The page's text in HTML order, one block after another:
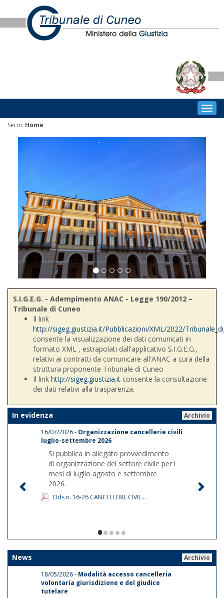
Sei in: Home
S.I.G.E.G. - Adempimento ANAC - Legge 190/2012 –
Tribunale di Cuneo
Il link
http://sigeg.giustizia.it/Pubblicazioni/XML/2022/
consente la visualizzazione dei dati comunicati in
formato XML , estrapolati dall'applicativo S.I.G.E.G.,
relativi ai contratti da comunicare all'ANAC a cura della
struttura proponente Tribunale di Cuneo
Il link http://sigeg.giustizia.it consente la consultazione
dei dati relativi alla trasparenza.
In evidenza
Archivio
16/07/2026 - Organizzazione cancellerie civili
luglio-settembre 2026
Si pubblica in allegato provvedimento
di organizzazione del settore civile per i
mesi di luglio agosto e settembre
2026.
Ods n. 16-26 CANCELLERIE CIVIL...
1/5
News
Archivio
18/05/2026 - Modalità accesso cancelleria
volontaria giurisdizione e del giudice
tutelare